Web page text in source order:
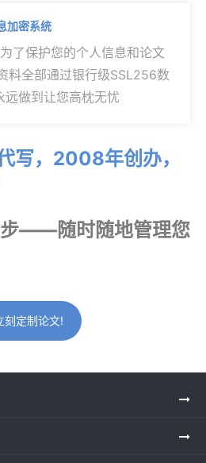
加密系统
了保护您的个人信息和论文
料全部通过银行级SSL256数
远做到让您高枕无忧
写，2008年创办，
步——随时随地管理您
刻定制论文!